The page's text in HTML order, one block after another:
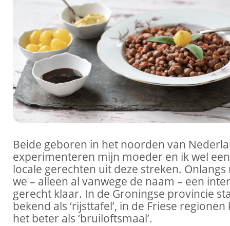
Beide geboren in het noorden van
experimenteren mijn moeder en ik wel
locale gerechten uit deze streken.
we – alleen al vanwege de naam – een
gerecht klaar. In de Groningse provincie
bekend als ‘rijsttafel’, in de Friese
het beter als ‘bruiloftsmaal’.